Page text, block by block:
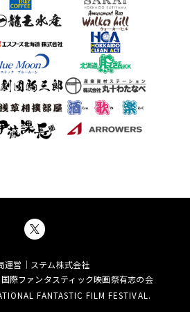
運営｜ステム株式会社
際ファンタスティック映画祭有志の会
FANTASTIC FILM FESTIVAL.